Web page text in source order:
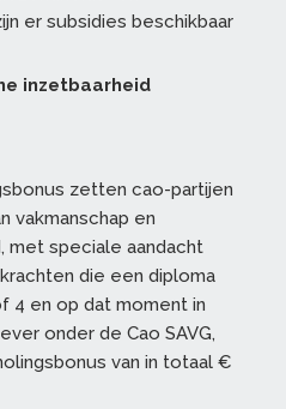
er subsidies beschikbaar
inzetbaarheid
zetten cao-partijen
vakmanschap en
met speciale aandacht
die een diploma
4 en op dat moment in
onder de Cao SAVG,
van in totaal €